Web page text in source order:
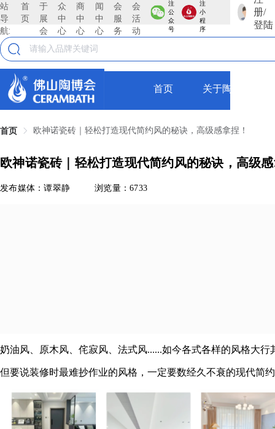
站
导
航:
首
页
于
展
会
众
中
心
商
中
心
闻
中
心
会
服
务
会
活
动
注
公
众
号
注
小
程
序
册/
登陆
首页 关于陶博会
首页 欧神诺瓷砖｜轻松打造现代简约风的秘诀，高级感拿捏！
欧神诺瓷砖｜轻松打造现代简约风的秘诀，高级
发布媒体：谭翠静 浏览量：6733
奶油风、原木风、侘寂风、法式风......如今各式各样的风格大
但要说装修时最难抄作业的风格，一定要数经久不衰的现代简